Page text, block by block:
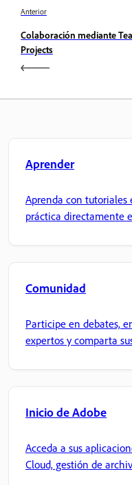
Anterior
Colaboración mediante
Projects
Aprender
Aprenda con tutoriales
práctica directamente
Comunidad
Participe en debates,
expertos y comparta
Inicio de Adobe
Acceda a sus
Cloud, gestión de